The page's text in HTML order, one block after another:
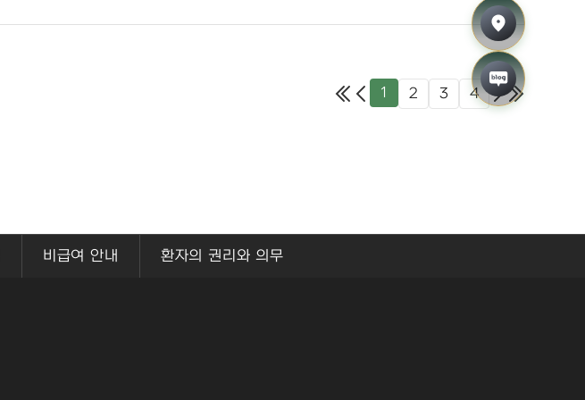
오시는 길
블로그
1 2 3 4
비급여 안내 환자의 권리와 의무